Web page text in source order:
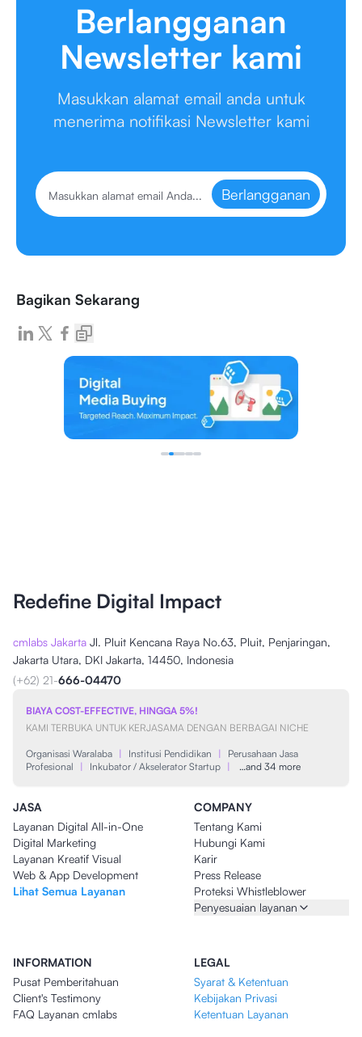
Berlangganan
Newsletter kami
Masukkan alamat email anda untuk
menerima notifikasi Newsletter kami
Berlangganan
Bagikan Sekarang
Redefine Digital Impact
cmlabs Jakarta Jl. Pluit Kencana Raya No.63, Pluit, Penjaringan,
Jakarta Utara, DKI Jakarta, 14450, Indonesia
(+62) 21-666-04470
BIAYA COST-EFFECTIVE, HINGGA 5%!
KAMI TERBUKA UNTUK KERJASAMA DENGAN BERBAGAI NICHE
Organisasi Waralaba | Institusi Pendidikan |
Perusahaan Jasa
Profesional
| Inkubator / Akselerator Startup | …and 34 more
JASA
Layanan Digital All-in-One
Digital Marketing
Layanan Kreatif Visual
Web & App Development
Lihat Semua Layanan
COMPANY
Tentang Kami
Hubungi Kami
Karir
Press Release
Proteksi Whistleblower
Penyesuaian layanan
INFORMATION
Pusat Pemberitahuan
Client's Testimony
FAQ Layanan cmlabs
LEGAL
Syarat & Ketentuan
Kebijakan Privasi
Ketentuan Layanan